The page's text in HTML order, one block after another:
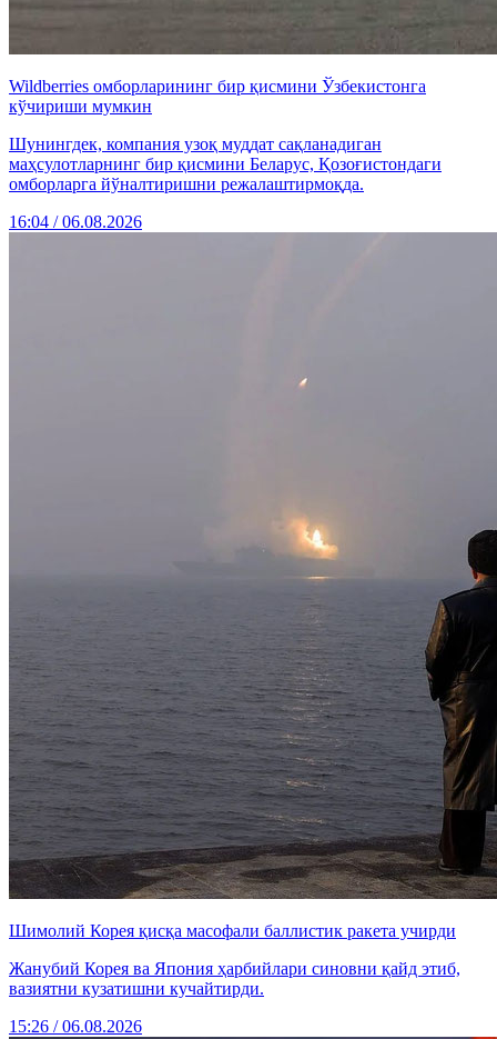
Wildberries омборларининг бир қисмини Ўзбекистонга
кўчириши мумкин
Шунингдек, компания узоқ муддат сақланадиган
маҳсулотларнинг бир қисмини Беларус, Қозоғистондаги
омборларга йўналтиришни режалаштирмоқда.
16:04 / 06.08.2026
Шимолий Корея қисқа масофали баллистик ракета учирди
Жанубий Корея ва Япония ҳарбийлари синовни қайд этиб,
вазиятни кузатишни кучайтирди.
15:26 / 06.08.2026